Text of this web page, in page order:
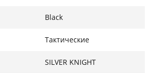
Black
Тактические
SILVER KNIGHT